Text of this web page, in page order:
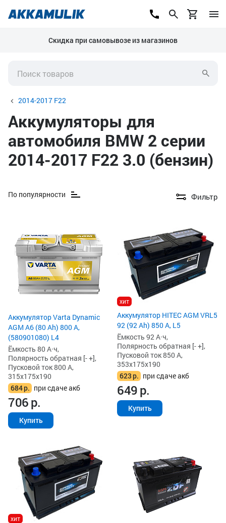
Скидка при самовывозе из магазинов
2014-2017 F22
Аккумуляторы для
автомобиля BMW 2 серии
2014-2017 F22 3.0 (бензин)
По популярности Фильтр
Аккумулятор Varta Dynamic
AGM A6 (80 Ah) 800 А,
(580901080) L4
Ёмкость 80 А·ч,
Полярность обратная [- +],
Пусковой ток 800 А,
315x175x190
684р. при сдаче акб
706р.
Купить
хит
Аккумулятор HITEC AGM VRL5
92 (92 Ah) 850 А, L5
Ёмкость 92 А·ч,
Полярность обратная [- +],
Пусковой ток 850 А,
353x175x190
623р. при сдаче акб
649р.
Купить
хит